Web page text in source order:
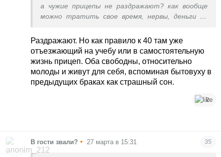
а чужие прицепы не раздражают? как вообще
можно тратить свое время, нервы, деньги на
Раздражают. Но как правило к 40 там уже
отъезжающий на учебу или в самостоятельную
жизнь прицеп. Оба свободны, относительно
молоды и живут для себя, вспоминая бытовуху в
предыдущих браках как страшный сон.
2
В гости звали? • 27 марта в 15:31 35